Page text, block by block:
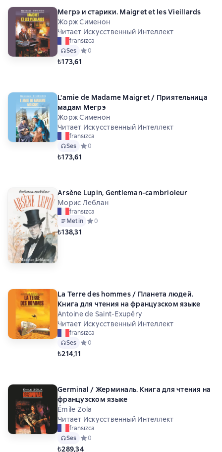
Мегрэ и старики. Maigret et les Vieillards
Жорж Сименон
Читает Искусственный Интеллект
fransızca
Ses Средний рейтинг 0 на основе 0 оценок
0
₺173,61
L'amie de Madame Maigret / Приятельница
мадам Мегрэ
Жорж Сименон
Читает Искусственный Интеллект
fransızca
Ses Средний рейтинг 0 на основе 0 оценок
0
₺173,61
Arsène Lupin, Gentleman-cambrioleur
Морис Леблан
fransızca
Metin Средний рейтинг 0 на основе 0 оценок
0
₺138,31
La Terre des hommes / Планета людей.
Книга для чтения на французском языке
Antoine de Saint-Exupéry
Читает Искусственный Интеллект
fransızca
Ses Средний рейтинг 0 на основе 0 оценок
0
₺214,11
Germinal / Жерминаль. Книга для чтения на
французском языке
Émile Zola
Читает Искусственный Интеллект
fransızca
Ses Средний рейтинг 0 на основе 0 оценок
0
₺289,34